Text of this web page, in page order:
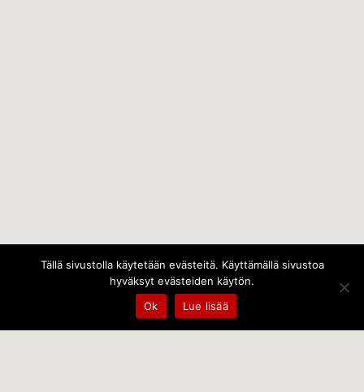
Tällä sivustolla käytetään evästeitä. Käyttämällä sivustoa
hyväksyt evästeiden käytön.
Ok
Lue lisää